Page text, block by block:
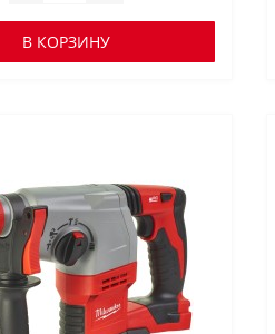
В КОРЗИНУ